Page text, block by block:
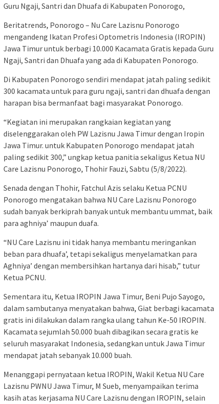
Guru Ngaji, Santri dan Dhuafa di Kabupaten Ponorogo,
Beritatrends, Ponorogo – Nu Care Lazisnu Ponorogo
mengandeng Ikatan Profesi Optometris Indonesia (IROPIN)
Jawa Timur untuk berbagi 10.000 Kacamata Gratis kepada Guru
Ngaji, Santri dan Dhuafa yang ada di Kabupaten Ponorogo.
Di Kabupaten Ponorogo sendiri mendapat jatah paling sedikit
300 kacamata untuk para guru ngaji, santri dan dhuafa dengan
harapan bisa bermanfaat bagi masyarakat Ponorogo.
“Kegiatan ini merupakan rangkaian kegiatan yang
diselenggarakan oleh PW Lazisnu Jawa Timur dengan Iropin
Jawa Timur. untuk Kabupaten Ponorogo mendapat jatah
paling sedikit 300,” ungkap ketua panitia sekaligus Ketua NU
Care Lazisnu Ponorogo, Thohir Fauzi, Sabtu (5/8/2022).
Senada dengan Thohir, Fatchul Azis selaku Ketua PCNU
Ponorogo mengatakan bahwa NU Care Lazisnu Ponorogo
sudah banyak berkiprah banyak untuk membantu ummat, baik
para aghniya’ maupun duafa.
“NU Care Lazisnu ini tidak hanya membantu meringankan
beban para dhuafa’, tetapi sekaligus menyelamatkan para
Aghniya’ dengan membersihkan hartanya dari hisab,” tutur
Ketua PCNU.
Sementara itu, Ketua IROPIN Jawa Timur, Beni Pujo Sayogo,
dalam sambutanya menyatakan bahwa, Giat berbagi kacamata
gratis ini dilakukan dalam rangka ulang tahun Ke-50 IROPIN.
Kacamata sejumlah 50.000 buah dibagikan secara gratis ke
seluruh masyarakat Indonesia, sedangkan untuk Jawa Timur
mendapat jatah sebanyak 10.000 buah.
Menanggapi pernyataan ketua IROPIN, Wakil Ketua NU Care
Lazisnu PWNU Jawa Timur, M Sueb, menyampaikan terima
kasih atas kerjasama NU Care Lazisnu dengan IROPIN, selain